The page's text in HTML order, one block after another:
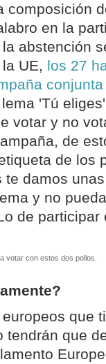
composición
en la
abstención
UE, los 27
'Tú
votar y no
de
de los
te damos
y no
de participar
votar con estos dos pollos.
que
tendrán que